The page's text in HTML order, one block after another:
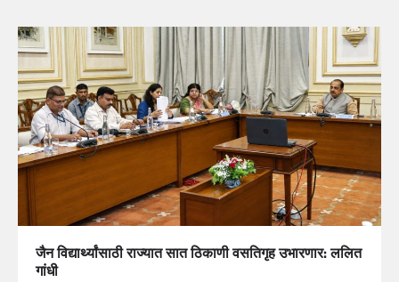
जैन विद्यार्थ्यांसाठी राज्यात सात ठिकाणी वसतिगृह उभारणार: ललित
गांधी